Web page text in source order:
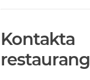
Kontakta
restaurang